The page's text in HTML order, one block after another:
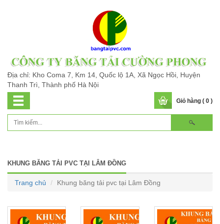
Địa chỉ: Kho Coma 7, Km 14, Quốc lộ 1A, Xã Ngọc Hồi, Huyện
Thanh Trì, Thành phố Hà Nội
Giỏ hàng ( 0 )
KHUNG BĂNG TẢI PVC TẠI LÂM ĐỒNG
Trang chủ Khung băng tải pvc tại Lâm Đồng